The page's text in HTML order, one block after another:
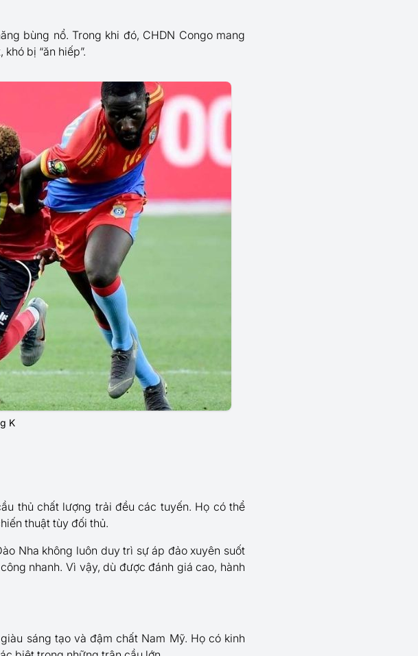
bùng nổ. Trong khi đó, CHDN Congo mang
bị “ăn hiếp”.
K
thủ chất lượng trải đều các tuyến. Họ có thể
thuật tùy đối thủ.
Nha không luôn duy trì sự áp đảo xuyên suốt
nhanh. Vì vậy, dù được đánh giá cao, hành
sáng tạo và đậm chất Nam Mỹ. Họ có kinh